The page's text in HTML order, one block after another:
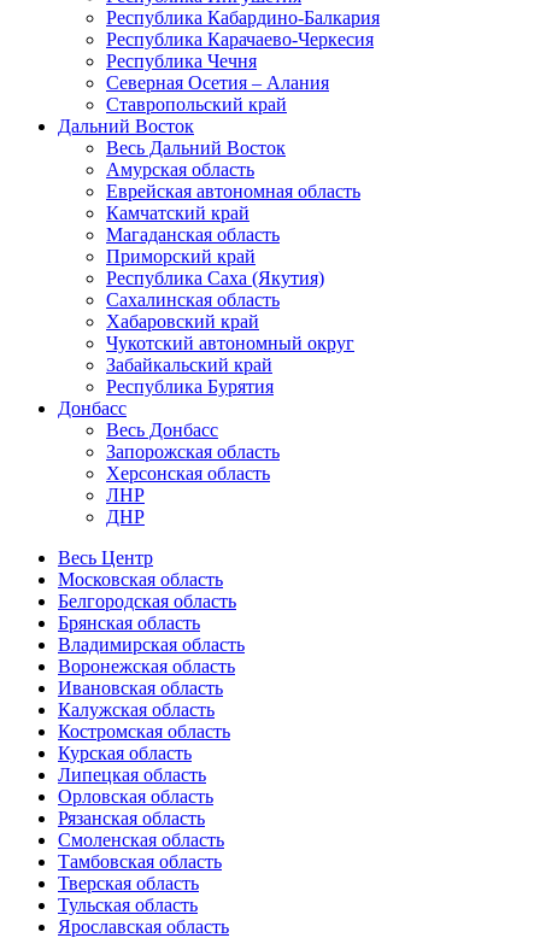
Республика Кабардино-Балкария
Республика Карачаево-Черкесия
Республика Чечня
Северная Осетия – Алания
Ставропольский край
Дальний Восток
Весь Дальний Восток
Амурская область
Еврейская автономная область
Камчатский край
Магаданская область
Приморский край
Республика Саха (Якутия)
Сахалинская область
Хабаровский край
Чукотский автономный округ
Забайкальский край
Республика Бурятия
Донбасс
Весь Донбасс
Запорожская область
Херсонская область
ЛНР
ДНР
Весь Центр
Московская область
Белгородская область
Брянская область
Владимирская область
Воронежская область
Ивановская область
Калужская область
Костромская область
Курская область
Липецкая область
Орловская область
Рязанская область
Смоленская область
Тамбовская область
Тверская область
Тульская область
Ярославская область